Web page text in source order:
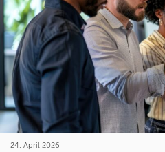
24. April 2026